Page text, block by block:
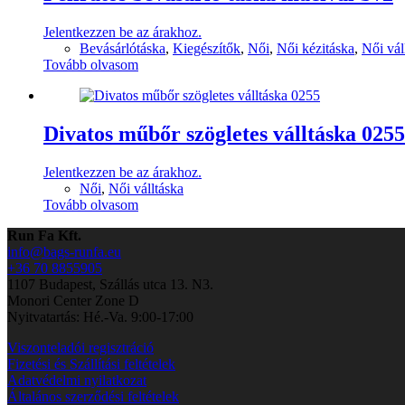
Jelentkezzen be az árakhoz.
Bevásárlótáska, Kiegészítők, Női, Női kézitáska, Női
Tovább olvasom
Divatos műbőr szögletes válltáska 0255
Jelentkezzen be az árakhoz.
Női, Női válltáska
Tovább olvasom
Run Fa Kft.
info@bags-runfa.eu
+36 70 8855905
1107 Budapest, Szállás utca 13. N3.
Monori Center Zone D
Nyitvatartás: Hé.-Va. 9:00-17:00
Viszonteladói regisztráció
Fizetési és Szállítási feltételek
Adatvédelmi nyilatkozat
Általános szerződési feltételek